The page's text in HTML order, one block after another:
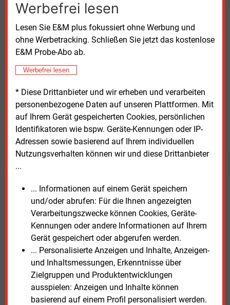
Werbefrei lesen
Lesen Sie E&M plus fokussiert ohne Werbung und
ohne Werbetracking. Schließen Sie jetzt das kostenlose
E&M Probe-Abo ab.
Werbefrei lesen
* Diese Drittanbieter und wir erheben und verarbeiten
personenbezogene Daten auf unseren Plattformen. Mit
auf Ihrem Gerät gespeicherten Cookies, persönlichen
Identifikatoren wie bspw. Geräte-Kennungen oder IP-
Adressen sowie basierend auf Ihrem individuellen
Nutzungsverhalten können wir und diese Drittanbieter
...
... Informationen auf einem Gerät speichern
und/oder abrufen: Für die Ihnen angezeigten
Verarbeitungszwecke können Cookies, Geräte-
Kennungen oder andere Informationen auf Ihrem
Gerät gespeichert oder abgerufen werden.
... Personalisierte Anzeigen und Inhalte, Anzeigen-
und Inhaltsmessungen, Erkenntnisse über
Zielgruppen und Produktentwicklungen
ausspielen: Anzeigen und Inhalte können
basierend auf einem Profil personalisiert werden.
erhalten Sie sofort diesen redaktionellen Beitrag für
nur €2.98
JETZT ARTIKEL KAUFEN
Testen SieE&M
kostenlos und
unverbindlich
Zwei Wochen kostenfreier Zugang
Zugang auf stündlich aktualisierte Nachrichten mit
Prognose- und Marktdaten
+ einmal täglich E&M daily
+ zwei Ausgaben der Zeitung E&M
ohne automatische Verlängerung